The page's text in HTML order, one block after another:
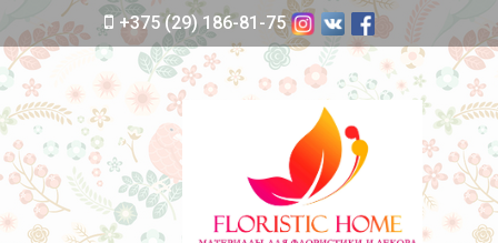
+375 (29) 186-81-75